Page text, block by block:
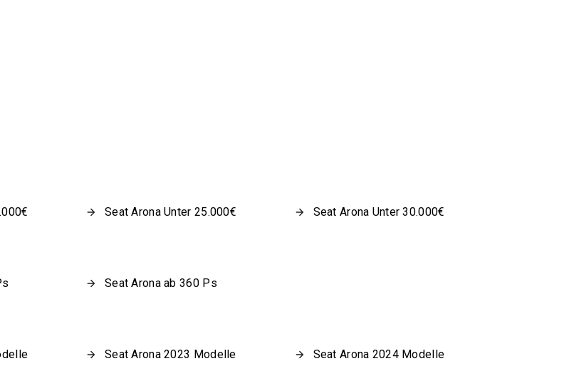
Seat Arona Unter 25.000€ Seat Arona Unter 30.000€
Seat Arona ab 360 Ps
Seat Arona 2023 Modelle
Seat Arona 2024 Modelle